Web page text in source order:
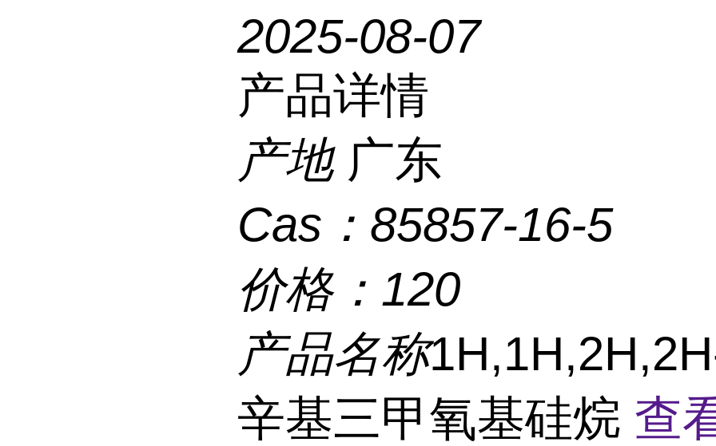
2025-08-07
产品详情
产地 广东
Cas： 85857-16-5
价格： 120
产品名称
辛基三甲氧基硅烷 查